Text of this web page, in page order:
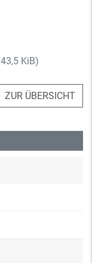
KiB)
ZUR ÜBERSICHT